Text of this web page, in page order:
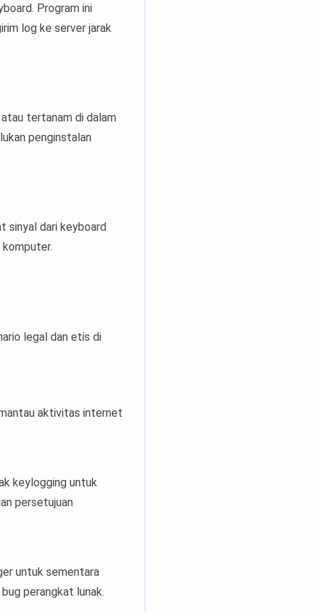
Program ini
log ke server jarak
tertanam di dalam
penginstalan
sinyal dari keyboard
legal dan etis di
aktivitas internet
keylogging untuk
persetujuan
untuk sementara
perangkat lunak.